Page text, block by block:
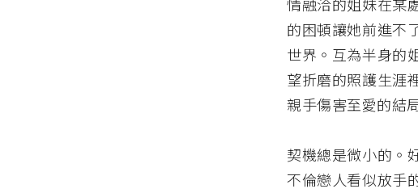
情融洽的姐妹在某
的困頓讓她前進不
世界。互為半身的
望折磨的照護生涯
親手傷害至愛的結
契機總是微小的。
不倫戀人看似放手